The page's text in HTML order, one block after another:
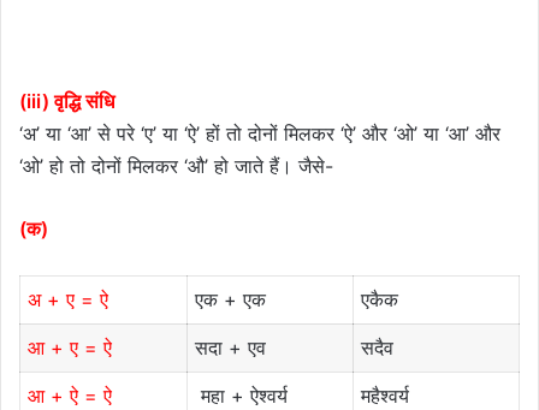
(iii) वृद्धि संधि
‘अ’ या ‘आ’ से परे ‘ए’ या ‘ऐ’ हों तो दोनों मिलकर ‘ऐ’ और ‘ओ’ या ‘आ’ और
‘ओ’ हो तो दोनों मिलकर ‘औ’ हो जाते हैं। जैसे-
(क)
अ + ए = ऐ एक + एक
एकैक
आ + ए = ऐ
सदा + एव
सदैव
आ + ऐ = ऐ
महा + ऐश्वर्य महैश्वर्य